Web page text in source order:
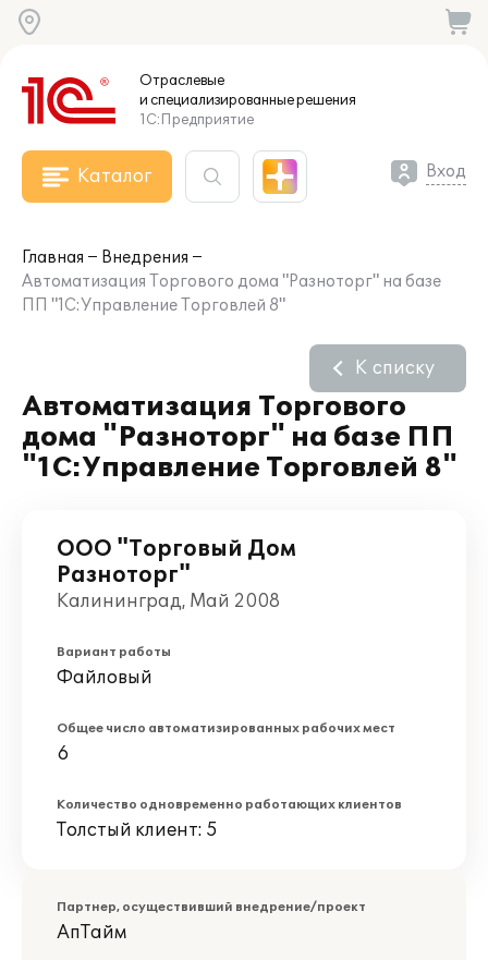
Отраслевые
и специализированныерешения
1С:Предприятие
Каталог Вход
Главная
Внедрения
Автоматизация Торгового дома "Разноторг" на базе
ПП "1С:Управление Торговлей 8"
Автоматизация Торгового
дома "Разноторг" на базе ПП
"1С:Управление Торговлей 8"
К списку
ООО "Торговый Дом
Разноторг"
Калининград, Май 2008
Вариант работы
Файловый
Общее число автоматизированных рабочих мест
6
Количество одновременно работающих клиентов
Толстый клиент: 5
Партнер, осуществивший внедрение/проект
АпТайм